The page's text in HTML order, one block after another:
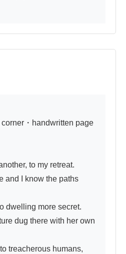
to my retreat.
and I know the paths
more secret.
dug there with her own
humans,